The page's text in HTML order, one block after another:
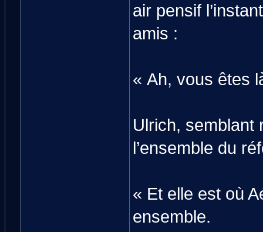
air pensif
amis :
« Ah, vous êtes
Ulrich, semblant
l’ensemble du
« Et elle est où
ensemble.